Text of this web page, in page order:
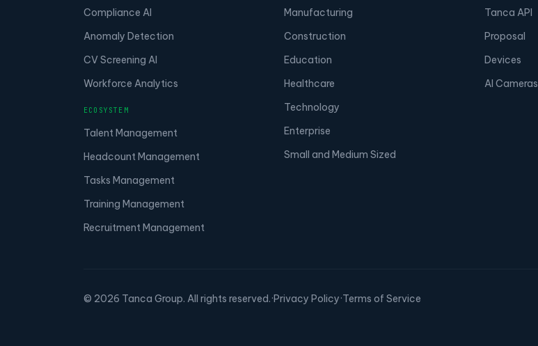
Compliance AI
Anomaly Detection
CV Screening AI
Workforce Analytics
ECOSYSTEM
Talent Management
Headcount Management
Tasks Management
Training Management
Recruitment Management
Manufacturing
Construction
Education
Healthcare
Technology
Enterprise
Small and Medium Sized
Tanca API
Proposal
Devices
AI Cameras
© 2026 Tanca Group. All rights reserved.·Privacy Policy·Terms of Service